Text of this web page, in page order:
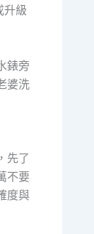
升級
錶旁
婆洗
先了
不要
度與